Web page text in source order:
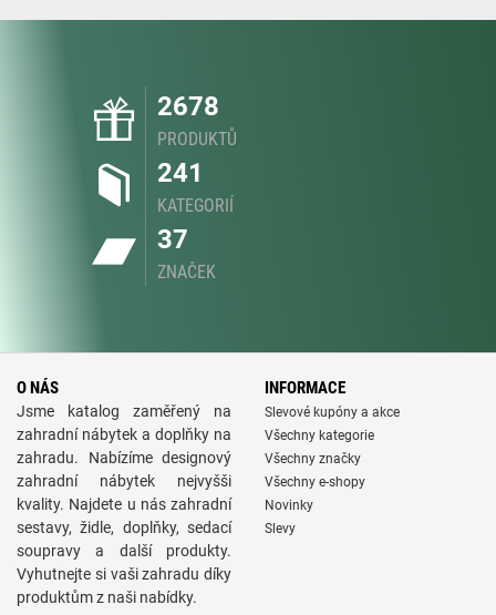
2678
PRODUKTŮ
241
KATEGORIÍ
37
ZNAČEK
O NÁS
Jsme katalog zaměřený na
zahradní nábytek a doplňky na
zahradu. Nabízíme designový
zahradní nábytek nejvyšši
kvality. Najdete u nás zahradní
sestavy, židle, doplňky, sedací
soupravy a další produkty.
Vyhutnejte si vaši zahradu díky
produktům z naši nabídky.
INFORMACE
Slevové kupóny a akce
Všechny kategorie
Všechny značky
Všechny e-shopy
Novinky
Slevy